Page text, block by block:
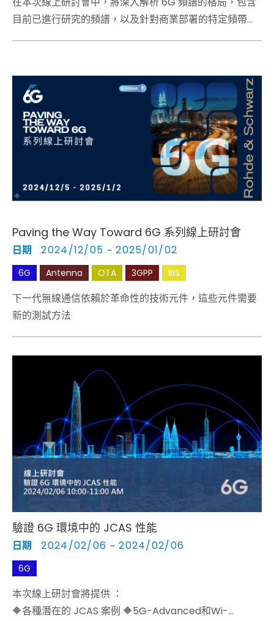
目前已進行研究的頻譜，以及針對商業部署的特定頻帶。
Paving the Way Toward 6G 系列線上研討會
日期 2024/12/05 ~ 2025/01/02
6G Antenna OTA 3GPP RiS
下一代無線通信依賴於革命性的技術元件，這些元件需要
新的測試方法
驗證 6G 環境中的 JCAS 性能
日期 2024/02/06 ~ 2024/02/06
6G
本次線上研討會將提供 ：
🔶各種潛在的 JCAS 案例 🔶5G-Advanced和Wi-